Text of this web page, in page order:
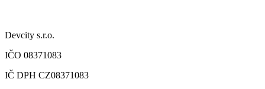
Devcity s.r.o.
IČO 08371083
IČ DPH CZ08371083